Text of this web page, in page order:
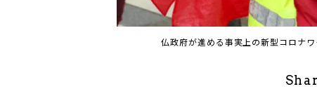
仏政府が進める事実上の新型コロナ